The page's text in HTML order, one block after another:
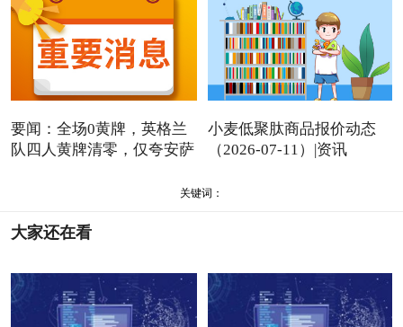
要闻：全场0黄牌，英格兰
队四人黄牌清零，仅夸安萨
小麦低聚肽商品报价动态
（2026-07-11）|资讯
关键词：
大家还在看